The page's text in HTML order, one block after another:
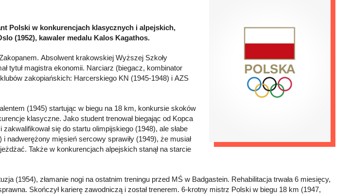
Polski w konkurencjach klasycznych i alpejskich,
(1952), kawaler medalu Kalos Kagathos.
Absolwent krakowskiej Wyższej Szkoły
tytuł magistra ekonomii. Narciarz (biegacz, kombinator
zakopiańskich: Harcerskiego KN (1945-1948) i AZS
(1945) startując w biegu na 18 km, konkursie skoków
klasyczne. Jako student trenował biegając od Kopca
się do startu olimpijskiego (1948), ale słabe
nadwerężony mięsień sercowy sprawiły (1949), że musiał
Także w konkurencjach alpejskich stanął na starcie
(1954), złamanie nogi na ostatnim treningu przed MŚ w Badgastein. Rehabilitacja trwała 6 miesięcy,
Skończył karierę zawodniczą i został trenerem. 6-krotny mistrz Polski w biegu 18 km (1947,